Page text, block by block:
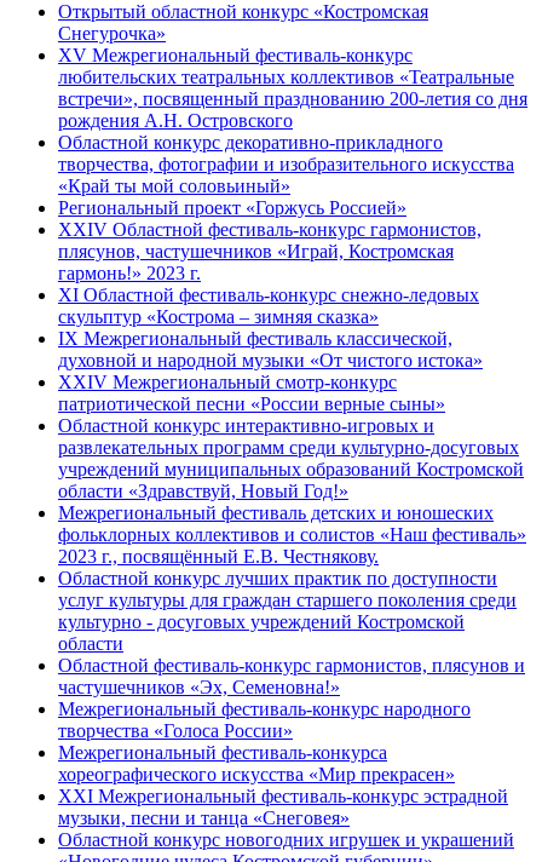
Открытый областной конкурс «Костромская
Снегурочка»
XV Межрегиональный фестиваль-конкурс
любительских театральных коллективов «Театральные
встречи», посвященный празднованию 200-летия со дня
рождения А.Н. Островского
Областной конкурс декоративно-прикладного
творчества, фотографии и изобразительного искусства
«Край ты мой соловьиный»
Региональный проект «Горжусь Россией»
XXIV Областной фестиваль-конкурс гармонистов,
плясунов, частушечников «Играй, Костромская
гармонь!» 2023 г.
XI Областной фестиваль-конкурс снежно-ледовых
скульптур «Кострома – зимняя сказка»
IX Межрегиональный фестиваль классической,
духовной и народной музыки «От чистого истока»
XXIV Межрегиональный смотр-конкурс
патриотической песни «России верные сыны»
Областной конкурс интерактивно-игровых и
развлекательных программ среди культурно-досуговых
учреждений муниципальных образований Костромской
области «Здравствуй, Новый Год!»
Межрегиональный фестиваль детских и юношеских
фольклорных коллективов и солистов «Наш фестиваль»
2023 г., посвящённый Е.В. Честнякову.
Областной конкурс лучших практик по доступности
услуг культуры для граждан старшего поколения среди
культурно - досуговых учреждений Костромской
области
Областной фестиваль-конкурс гармонистов, плясунов и
частушечников «Эх, Семеновна!»
Межрегиональный фестиваль-конкурс народного
творчества «Голоса России»
Межрегиональный фестиваль-конкурса
хореографического искусства «Мир прекрасен»
XXI Межрегиональный фестиваль-конкурс эстрадной
музыки, песни и танца «Снеговея»
Областной конкурс новогодних игрушек и украшений